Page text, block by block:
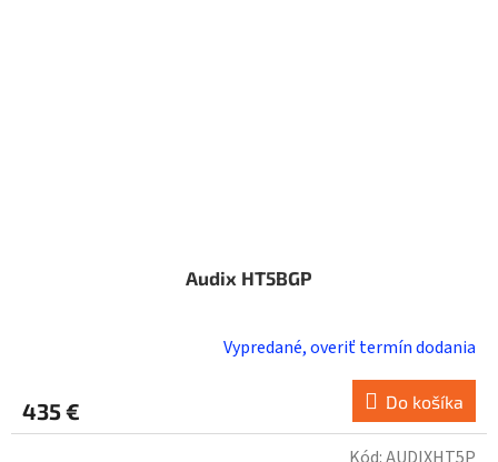
Audix HT5BGP
Vypredané, overiť termín dodania
435 € Do košíka